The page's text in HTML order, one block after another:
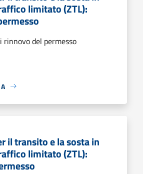
limitato (ZTL):
rinnovo del permesso
il transito e la sosta in
limitato (ZTL):